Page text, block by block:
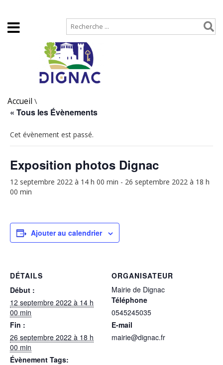
Accueil \
« Tous les Évènements
Cet évènement est passé.
Exposition photos Dignac
12 septembre 2022 à 14 h 00 min - 26 septembre 2022 à 18 h
00 min
Ajouter au calendrier
DÉTAILS
Début :
12 septembre 2022 à 14 h
00 min
Fin :
26 septembre 2022 à 18 h
00 min
Évènement Tags:
ORGANISATEUR
Mairie de Dignac
Téléphone
0545245035
E-mail
mairie@dignac.fr